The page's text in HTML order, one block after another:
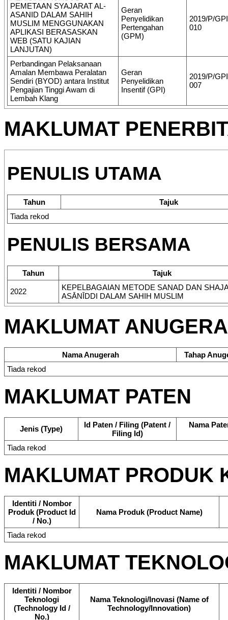
PEMETAAN SYAJARAT AL-
ASANID DALAM SAHIH
MUSLIM MENGGUNAKAN
APLIKASI BERASASKAN
WEB (SATU KAJIAN
LANJUTAN)
Geran
Penyelidikan
Pertengahan
(GPM)
2019/P/
010
Perbandingan Pelaksanaan
Amalan Membawa Peralatan
Sendiri (BYOD) antara Institut
Pengajian Tinggi Awam di
Lembah Klang
Geran
Penyelidikan
Insentif (GPI)
2019/P/
007
MAKLUMAT
PENULIS UTAMA
Tahun
Tajuk
Tiada rekod
PENULIS BERSAMA
Tahun Tajuk
2022
KEPELBAGAIAN METODE SANAD DAN
ASĀNĪDDI DALAM SAHIH MUSLIM
MAKLUMAT
Nama Anugerah
Tahap
Tiada rekod
MAKLUMAT PATEN
Jenis (Type)
Id Paten / Filing (Patent /
Filing Id)
Nama
Tiada rekod
MAKLUMAT PRODUK
Identiti / Nombor
Produk (Product Id
/ No.)
Nama Produk (Product Name)
Tiada rekod
MAKLUMAT
Identiti / Nombor
Teknologi
(Technology Id /
No.)
Nama Teknologi/Inovasi (Name of
Technology/Innovation)